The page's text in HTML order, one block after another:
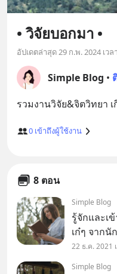
• วิจัยบอกมา •
อัปเดตล่าสุด29 ก.พ. 2024 เวล
Simple Blog •
0 เข้าถึงผู้ใช้งาน
8 ตอน
Simple Blog
รู้จักและเ
เก๋ๆ จาก
ย่างผู้เขีย
22 ธ.ค. 2021
Simple Blog